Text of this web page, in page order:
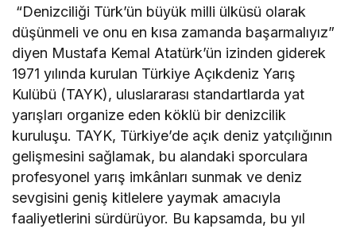
“Denizciliği Türk’ün büyük milli ülküsü olarak
düşünmeli ve onu en kısa zamanda başarmalıyız”
diyen Mustafa Kemal Atatürk’ün izinden giderek
1971 yılında kurulan Türkiye Açıkdeniz Yarış
Kulübü (TAYK), uluslararası standartlarda yat
yarışları organize eden köklü bir denizcilik
kuruluşu. TAYK, Türkiye’de açık deniz yatçılığının
gelişmesini sağlamak, bu alandaki sporculara
profesyonel yarış imkânları sunmak ve deniz
sevgisini geniş kitlelere yaymak amacıyla
faaliyetlerini sürdürüyor. Bu kapsamda, bu yıl